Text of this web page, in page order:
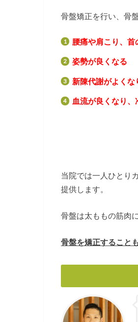
骨盤矯正を行い、骨
腰痛や肩こり、
姿勢が良くなる
新陳代謝がよくな
血流が良くなり
当院では一人ひとり
提供します。
骨盤は太ももの筋肉
骨盤を矯正すること